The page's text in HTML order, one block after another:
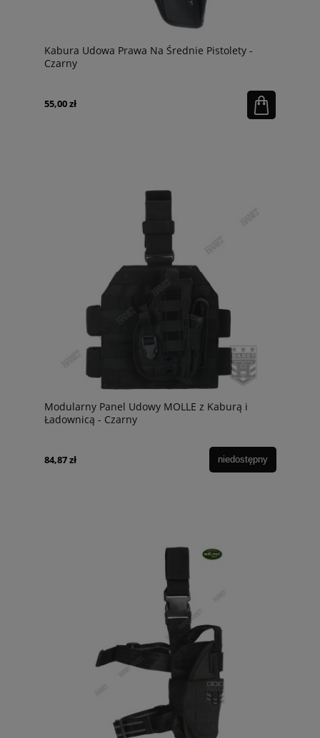
Kabura Udowa Prawa Na Średnie Pistolety -
Czarny
55,00 zł
Modularny Panel Udowy MOLLE z Kaburą i
Ładownicą - Czarny
84,87 zł niedostępny